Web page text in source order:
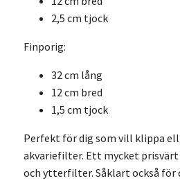
2,5 cm tjock
Finporig:
32 cm lång
12 cm bred
1,5 cm tjock
Perfekt för dig som vill klippa
akvariefilter. Ett mycket
och ytterfilter. Såklart också